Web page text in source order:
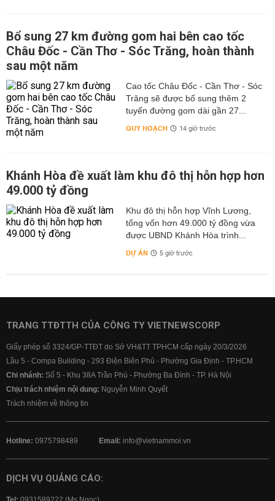
Bổ sung 27 km đường gom hai bên cao tốc
Châu Đốc - Cần Thơ - Sóc Trăng, hoàn thành
sau một năm
Cao tốc Châu Đốc - Cần Thơ - Sóc
Trăng sẽ được bổ sung thêm 2
tuyến đường gom dài gần 27...
QUY HOẠCH 14 giờ trước
Khánh Hòa đề xuất làm khu đô thị hỗn hợp hơn
49.000 tỷ đồng
Khu đô thị hỗn hợp Vĩnh Lương,
tổng vốn hơn 49.000 tỷ đồng vừa
được UBND Khánh Hòa trình...
DỰ ÁN 5 giờ trước
TRANG TTĐTTH CỦA CÔNG TY VIETNEWSCORP
Giấy phép số 3324/GP-TTĐT do Sở VH&TT TPHCM cấp ngày 20/3/2026
Lầu 5 - Compa Building - 293 Điện Biên Phủ - Phường Gia Định - TP.HCM
Chi nhánh: Số 5 - Khu 38A Trần Phú - Phường Ba Đình - TP. Hà Nội
Chịu trách nhiệm nội dung: Nguyễn Minh Quyết
Trách nhiệm về thông tin
Hotline: 0975798489 Email: info@vietnammoi.vn
DỊCH VỤ QUẢNG CÁO: